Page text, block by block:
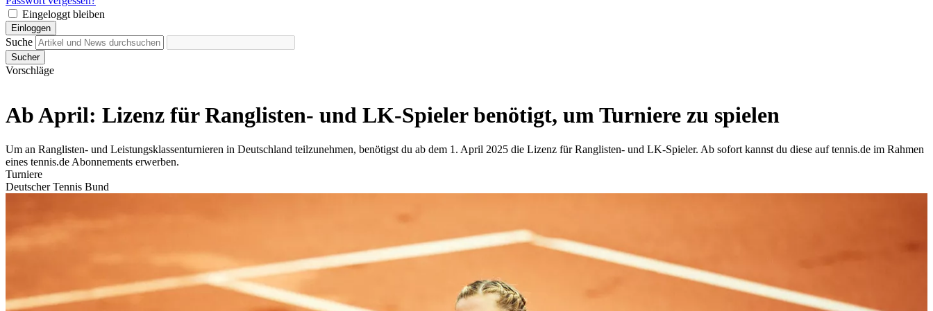
Eingeloggt bleiben
Einloggen
Suche
Sucher
Vorschläge
Ab April: Lizenz für Ranglisten- und LK-Spieler benötigt, um Turniere zu spielen
Um an Ranglisten- und Leistungsklassenturnieren in Deutschland teilzunehmen, benötigst du ab dem 1. April 2025 die Lizenz für Ranglisten- und LK-Spieler. Ab sofort kannst du diese auf tennis.de im Rahmen
eines tennis.de Abonnements erwerben.
Turniere
Deutscher Tennis Bund